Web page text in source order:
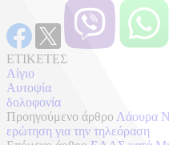
ΕΤΙΚΕΤΕΣ
Αίγιο
Αυτοψία
δολοφονία
Προηγούμενο άρθρο Λάουρα
ερώτηση για την τηλεόραση